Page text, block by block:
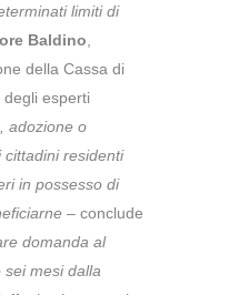
limiti di
Baldino
della Cassa di
esperti
adozione o
residenti
in possesso di
– conclude
domanda al
mesi dalla